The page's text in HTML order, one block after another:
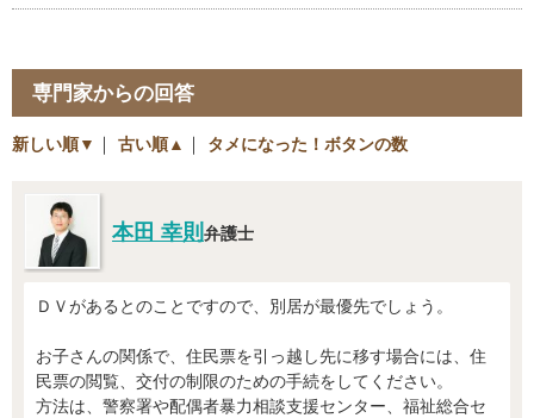
専門家からの回答
新しい順▼ ｜ 古い順▲ ｜ タメになった！ボタンの数
本田 幸則 弁護士
ＤＶがあるとのことですので、別居が最優先でしょう。
お子さんの関係で、住民票を引っ越し先に移す場合には、住
民票の閲覧、交付の制限のための手続をしてください。
方法は、警察署や配偶者暴力相談支援センター、福祉総合セ